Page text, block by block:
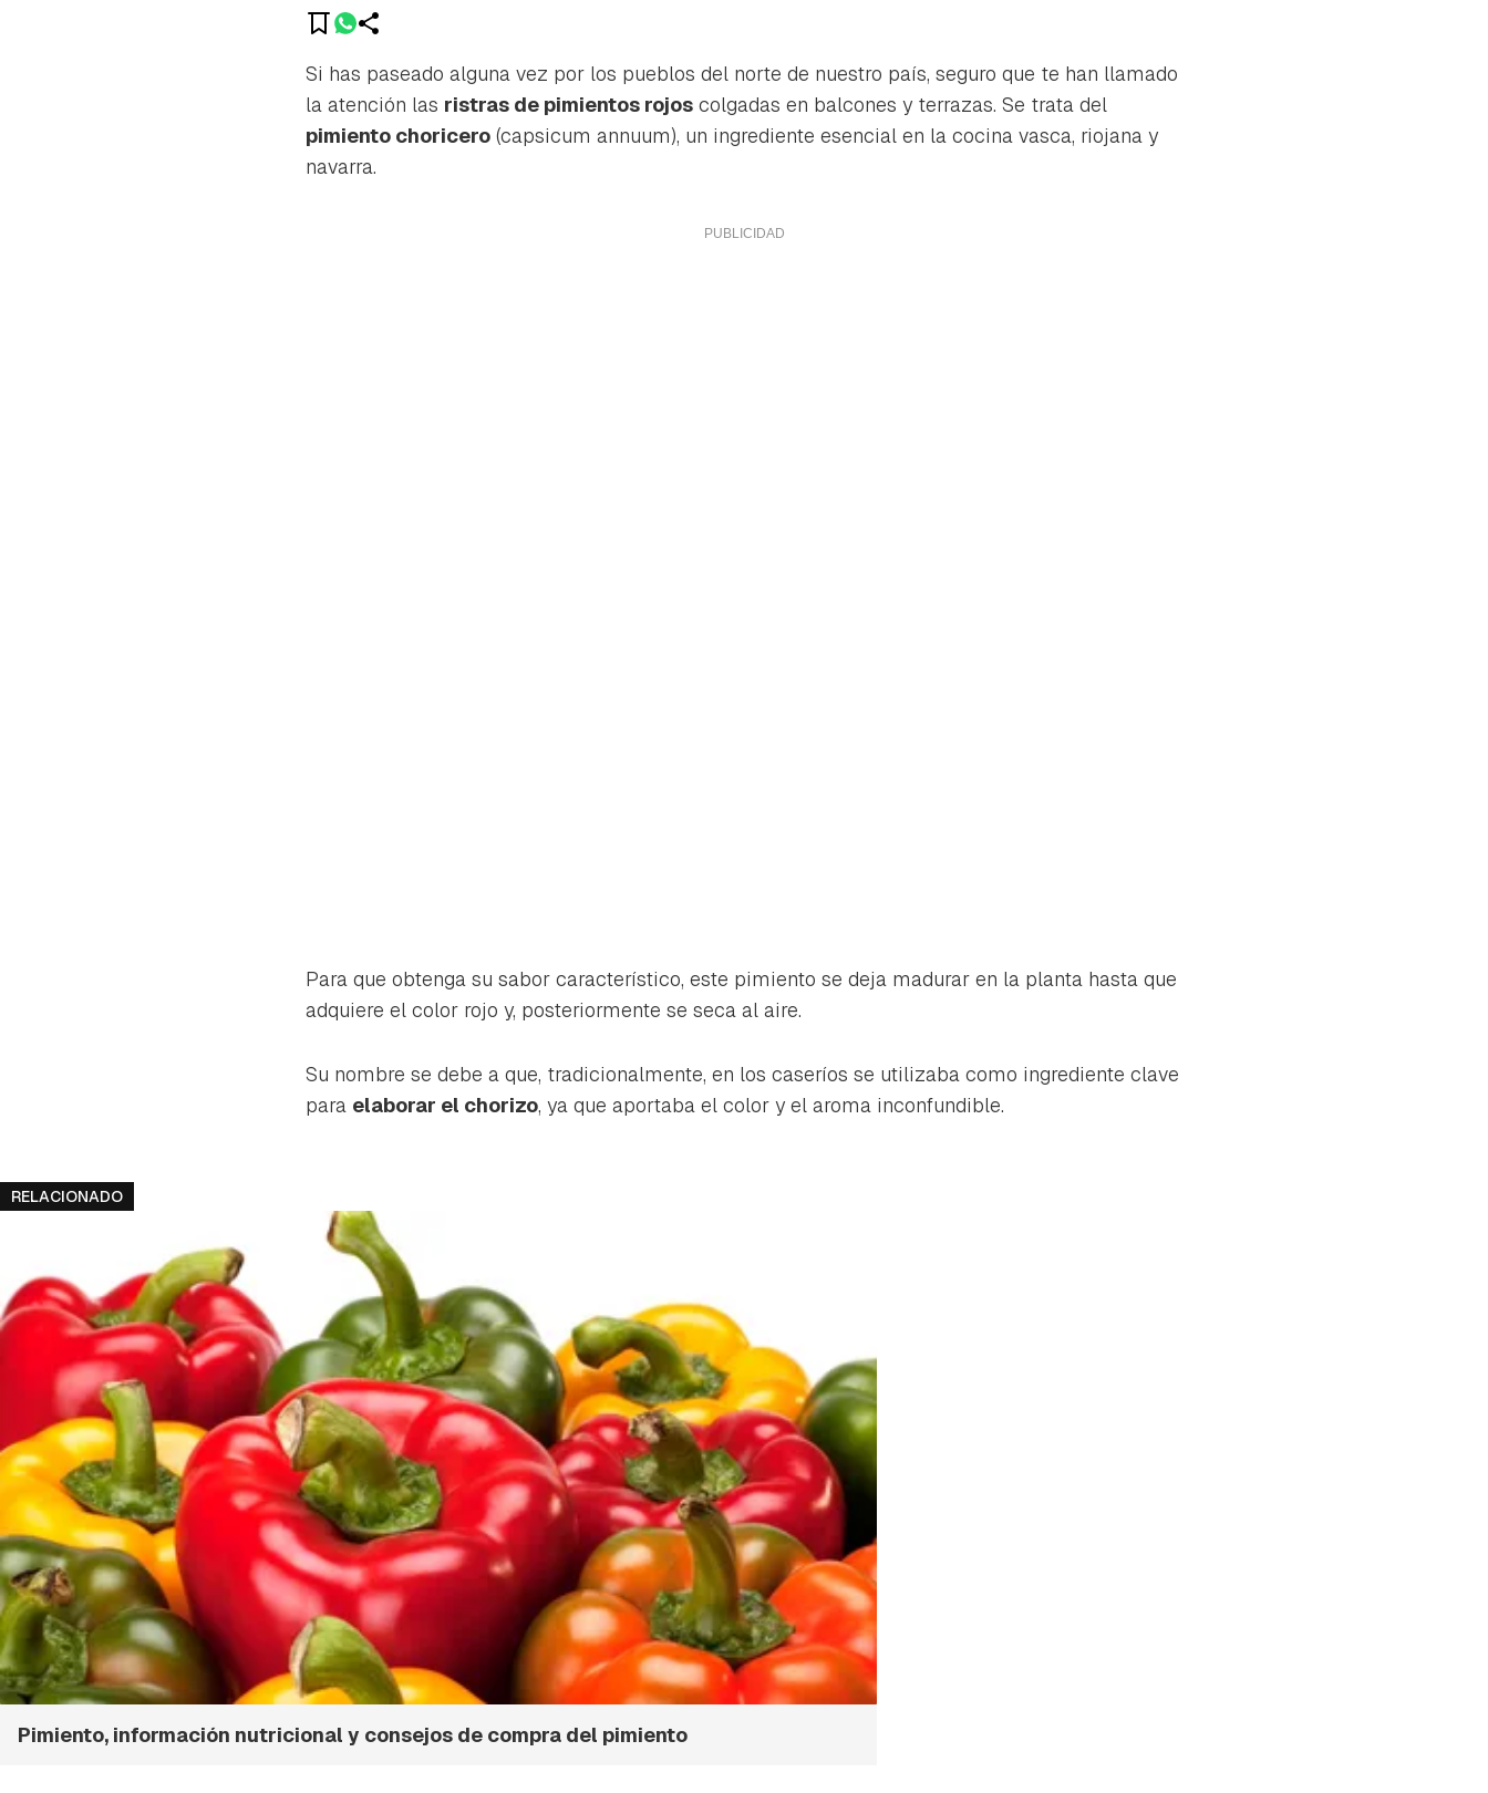
Guardar como favorito
Si has paseado alguna vez por los pueblos del norte de nuestro país, seguro que te han llamado
la atención las ristras de pimientos rojos colgadas en balcones y terrazas. Se trata del
pimiento choricero (capsicum annuum), un ingrediente esencial en la cocina vasca, riojana y
navarra.
Para que obtenga su sabor característico, este pimiento se deja madurar en la planta hasta que
adquiere el color rojo y, posteriormente se seca al aire.
Su nombre se debe a que, tradicionalmente, en los caseríos se utilizaba como ingrediente clave
para elaborar el chorizo, ya que aportaba el color y el aroma inconfundible.
RELACIONADO
Pimiento, información nutricional y consejos de compra del pimiento
Contenido enviado